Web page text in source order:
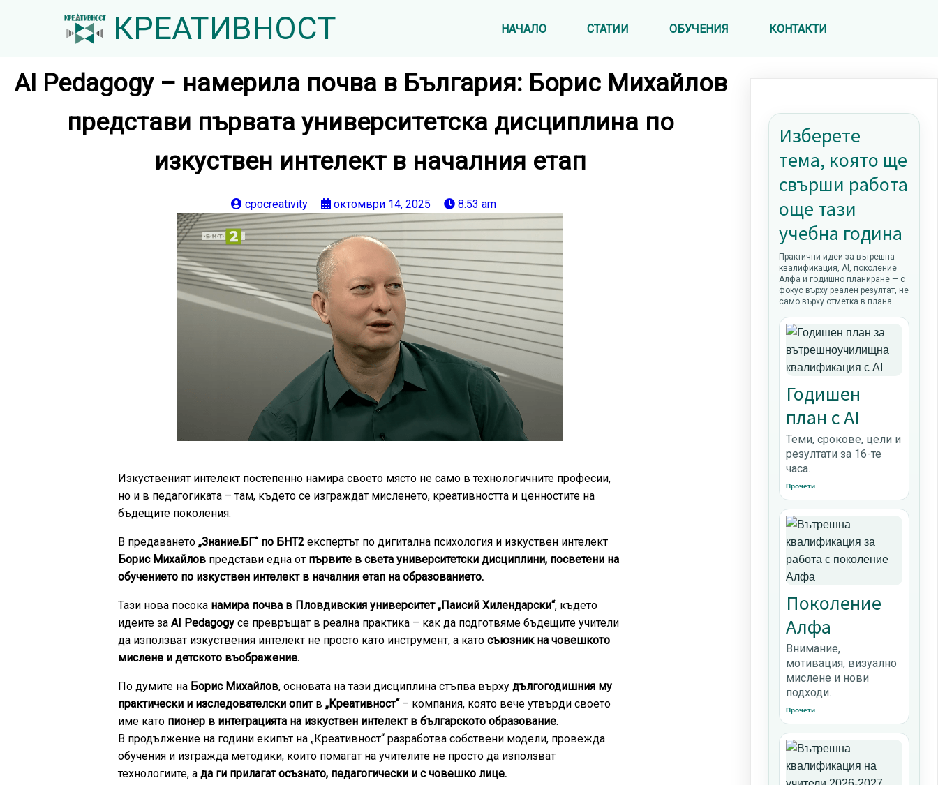
КРЕАТИВНОСТ НАЧАЛО СТАТИИ ОБУЧЕНИЯ КОНТАКТИ
AI Pedagogy – намерила почва в България: Борис Михайлов
представи първата университетска дисциплина по
изкуствен интелект в началния етап
cpocreativity октомври 14, 2025 8:53 am
Изкуственият интелект постепенно намира своето място не само в технологичните професии,
но и в педагогиката – там, където се изграждат мисленето, креативността и ценностите на
бъдещите поколения.
В предаването„Знание.БГ“ по БНТ2 експертът по дигитална психология и изкуствен интелект
Борис Михайлов представи една от първите в света университетски дисциплини, посветени на
обучението по изкуствен интелект в началния етап на образованието.
Тази нова посока намира почва в Пловдивския университет „Паисий Хилендарски“, където
идеите заAI Pedagogy се превръщат в реална практика – как да подготвяме бъдещите учители
да използват изкуствения интелект не просто като инструмент, а катосъюзник на човешкото
мислене и детското въображение.
По думите на Борис Михайлов, основата на тази дисциплина стъпва върхудългогодишния му
практически и изследователски опитв„Креативност“– компания, която вече утвърди своето
име като пионер в интеграцията на изкуствен интелект в българското образование.
В продължение на години екипът на „Креативност“ разработва собствени модели, провежда
обучения и изгражда методики, които помагат на учителите не просто да използват
технологиите, ада ги прилагат осъзнато, педагогически и с човешко лице.
Изберете
тема, която ще
свърши работа
още тази
учебна година
Практични идеи за вътрешна
квалификация, AI, поколение
Алфа и годишно планиране — с
фокус върху реален резултат, не
само върху отметка в плана.
Годишен
план с AI
Теми, срокове, цели и
резултати за 16-те
часа.
Прочети
Поколение
Алфа
Внимание,
мотивация, визуално
мислене и нови
подходи.
Прочети